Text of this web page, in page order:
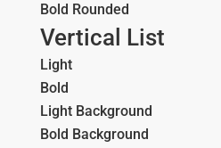
Bold Rounded
Vertical List
Light
Bold
Light Background
Bold Background